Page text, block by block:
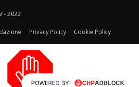
- 2022
Privacy Policy Cookie Policy
POWERED BY